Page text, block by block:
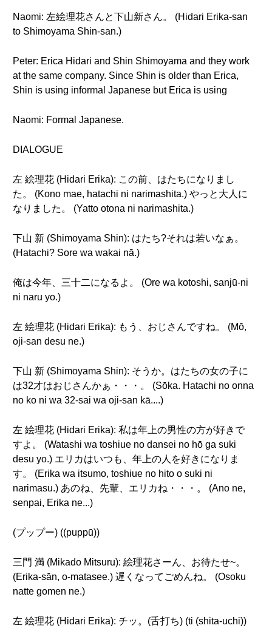
Naomi: 左絵理花さんと下山新さん。 (Hidari Erika-san
to Shimoyama Shin-san.)
Peter: Erica Hidari and Shin Shimoyama and they work
at the same company. Since Shin is older than Erica,
Shin is using informal Japanese but Erica is using
Naomi: Formal Japanese.
DIALOGUE
左 絵理花 (Hidari Erika): この前、はたちになりまし
た。 (Kono mae, hatachi ni narimashita.) やっと大人に
なりました。 (Yatto otona ni narimashita.)
下山 新 (Shimoyama Shin): はたち?それは若いなぁ。
(Hatachi? Sore wa wakai nā.)
俺は今年、三十二になるよ。 (Ore wa kotoshi, sanjū-ni
ni naru yo.)
左 絵理花 (Hidari Erika): もう、おじさんですね。 (Mō,
oji-san desu ne.)
下山 新 (Shimoyama Shin): そうか。はたちの女の子に
は32才はおじさんかぁ・・・。 (Sōka. Hatachi no onna
no ko ni wa 32-sai wa oji-san kā....)
左 絵理花 (Hidari Erika): 私は年上の男性の方が好きで
すよ。 (Watashi wa toshiue no dansei no hō ga suki
desu yo.) エリカはいつも、年上の人を好きになりま
す。 (Erika wa itsumo, toshiue no hito o suki ni
narimasu.) あのね、先輩、エリカね・・・。 (Ano ne,
senpai, Erika ne...)
(プップー) ((puppū))
三門 満 (Mikado Mitsuru): 絵理花さーん、お待たせ~。
(Erika-sān, o-matasee.) 遅くなってごめんね。 (Osoku
natte gomen ne.)
左 絵理花 (Hidari Erika): チッ。(舌打ち) (ti (shita-uchi))